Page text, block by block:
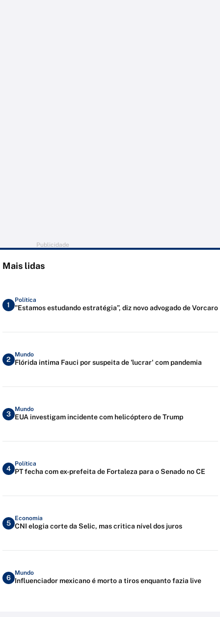
Publicidade
Mais lidas
1
Política
"Estamos estudando estratégia”, diz novo advogado de Vorcaro
2
Mundo
Flórida intima Fauci por suspeita de 'lucrar' com pandemia
3
Mundo
EUA investigam incidente com helicóptero de Trump
4
Política
PT fecha com ex-prefeita de Fortaleza para o Senado no CE
5
Economia
CNI elogia corte da Selic, mas critica nível dos juros
6
Mundo
Influenciador mexicano é morto a tiros enquanto fazia live